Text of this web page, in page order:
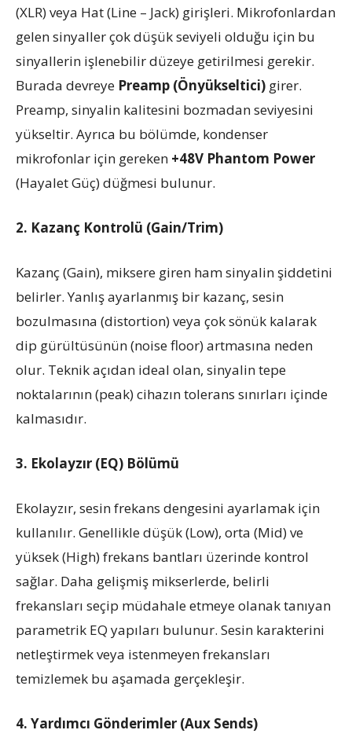
(XLR) veya Hat (Line – Jack) girişleri. Mikrofonlardan
gelen sinyaller çok düşük seviyeli olduğu için bu
sinyallerin işlenebilir düzeye getirilmesi gerekir.
Burada devreye Preamp (Önyükseltici) girer.
Preamp, sinyalin kalitesini bozmadan seviyesini
yükseltir. Ayrıca bu bölümde, kondenser
mikrofonlar için gereken +48V Phantom Power
(Hayalet Güç) düğmesi bulunur.
2. Kazanç Kontrolü (Gain/Trim)
Kazanç (Gain), miksere giren ham sinyalin şiddetini
belirler. Yanlış ayarlanmış bir kazanç, sesin
bozulmasına (distortion) veya çok sönük kalarak
dip gürültüsünün (noise floor) artmasına neden
olur. Teknik açıdan ideal olan, sinyalin tepe
noktalarının (peak) cihazın tolerans sınırları içinde
kalmasıdır.
3. Ekolayzır (EQ) Bölümü
Ekolayzır, sesin frekans dengesini ayarlamak için
kullanılır. Genellikle düşük (Low), orta (Mid) ve
yüksek (High) frekans bantları üzerinde kontrol
sağlar. Daha gelişmiş mikserlerde, belirli
frekansları seçip müdahale etmeye olanak tanıyan
parametrik EQ yapıları bulunur. Sesin karakterini
netleştirmek veya istenmeyen frekansları
temizlemek bu aşamada gerçekleşir.
4. Yardımcı Gönderimler (Aux Sends)